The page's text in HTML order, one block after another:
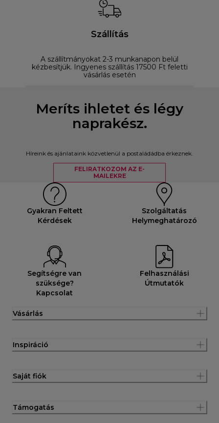
Szállítás
A szállítmányokat 2-3 munkanapon belül
kézbesítjük. Ingyenes szállítás 17500 Ft feletti
vásárlás esetén
Meríts ihletet és légy
naprakész.
Híreink és ajánlataink közvetlenül a postaládádba érkeznek.
FELIRATKOZOM AZ E-
MAILEKRE
Gyakran Feltett
Kérdések
Szolgáltatás
Helymeghatározó
Segítségre van
szüksége?
Kapcsolat
Felhasználási
Útmutatók
Vásárlás
Inspiráció
Saját fiók
Támogatás